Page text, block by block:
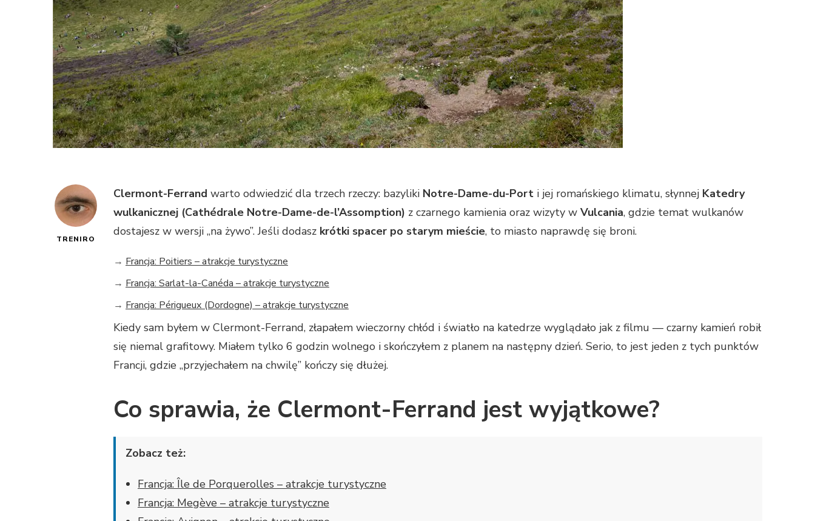
TRENIRO
Clermont-Ferrand warto odwiedzić dla trzech rzeczy: bazyliki Notre-Dame-du-Port i jej romańskiego klimatu, słynnej Katedry
wulkanicznej (Cathédrale Notre-Dame-de-l’Assomption) z czarnego kamienia oraz wizyty w Vulcania, gdzie temat wulkanów
dostajesz w wersji „na żywo”. Jeśli dodasz krótki spacer po starym mieście, to miasto naprawdę się broni.
→ Francja: Poitiers – atrakcje turystyczne
→ Francja: Sarlat-la-Canéda – atrakcje turystyczne
→ Francja: Périgueux (Dordogne) – atrakcje turystyczne
Kiedy sam byłem w Clermont-Ferrand, złapałem wieczorny chłód i światło na katedrze wyglądało jak z filmu — czarny kamień robił
się niemal grafitowy. Miałem tylko 6 godzin wolnego i skończyłem z planem na następny dzień. Serio, to jest jeden z tych punktów
Francji, gdzie „przyjechałem na chwilę” kończy się dłużej.
Co sprawia, że Clermont-Ferrand jest wyjątkowe?
Zobacz też:
Francja: Île de Porquerolles – atrakcje turystyczne
Francja: Megève – atrakcje turystyczne